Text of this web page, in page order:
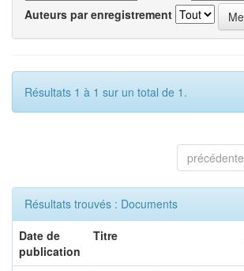
Auteurs par enregistrement
Résultats 1 à 1 sur un total de 1.
précédente
Résultats trouvés : Documents
Date de
publication
Titre